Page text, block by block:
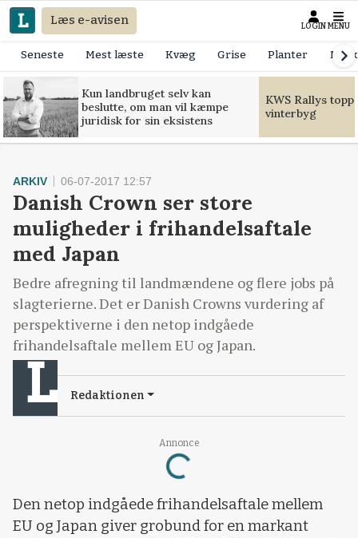
Læs e-avisen LOGIN MENU
Seneste Mest læste Kvæg Grise Planter
Kun landbruget selv kan
beslutte, om man vil kæmpe
juridisk for sin eksistens
KWS Rallys
vinterbyg
Annonce
Loading...
ARKIV 06-07-2017 12:57
Danish Crown ser store
muligheder i frihandelsaftale
med Japan
Bedre afregning til landmændene og flere jobs på
slagterierne. Det er Danish Crowns vurdering af
perspektiverne i den netop indgåede
frihandelsaftale mellem EU og Japan.
Redaktionen
Den netop indgåede frihandelsaftale mellem
EU og Japan giver grobund for en markant